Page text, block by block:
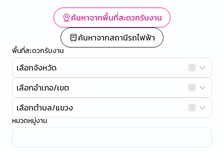
ค้นหาจากพื้นที่สะดวกรับงาน
ค้นหาจากสถานีรถไฟฟ้า
พื้นที่สะดวกรับงาน
เลือกจังหวัด
เลือกอำเภอ/เขต
เลือกตำบล/แขวง
หมวดหมู่งาน